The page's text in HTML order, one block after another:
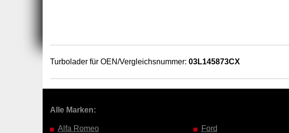
Turbolader für OEN/Vergleichsnummer: 03L145873CX
Alle Marken:
Alfa Romeo Ford